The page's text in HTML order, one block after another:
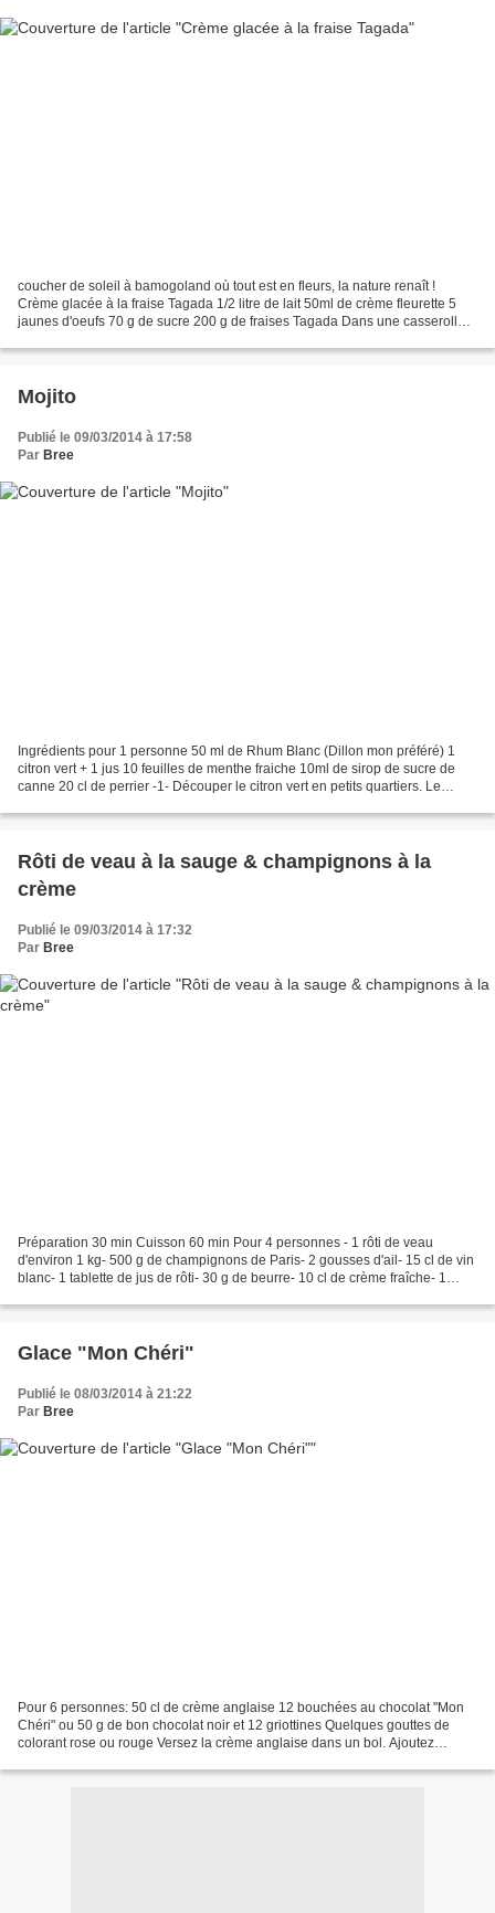
coucher de soleil à bamogoland où tout est en fleurs, la nature renaît !
Crème glacée à la fraise Tagada 1/2 litre de lait 50ml de crème fleurette 5
jaunes d'oeufs 70 g de sucre 200 g de fraises Tagada Dans une casserolle,
Mojito
Publié le 09/03/2014 à 17:58
Par Bree
Ingrédients pour 1 personne 50 ml de Rhum Blanc (Dillon mon préféré) 1
citron vert + 1 jus 10 feuilles de menthe fraiche 10ml de sirop de sucre de
canne 20 cl de perrier -1- Découper le citron vert en petits quartiers. Le
Rôti de veau à la sauge & champignons à la
crème
Publié le 09/03/2014 à 17:32
Par Bree
Préparation 30 min Cuisson 60 min Pour 4 personnes - 1 rôti de veau
d'environ 1 kg- 500 g de champignons de Paris- 2 gousses d'ail- 15 cl de vin
blanc- 1 tablette de jus de rôti- 30 g de beurre- 10 cl de crème fraîche- 1
Glace "Mon Chéri"
Publié le 08/03/2014 à 21:22
Par Bree
Pour 6 personnes: 50 cl de crème anglaise 12 bouchées au chocolat "Mon
Chéri" ou 50 g de bon chocolat noir et 12 griottines Quelques gouttes de
colorant rose ou rouge Versez la crème anglaise dans un bol. Ajoutez